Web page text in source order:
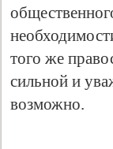
того же
сильной и
возможно.